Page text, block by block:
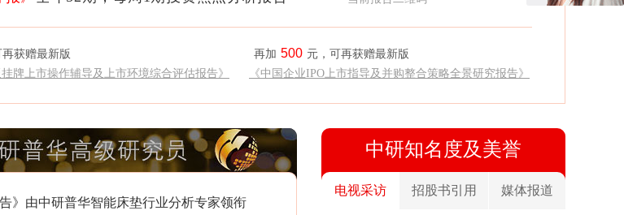
获赠最新版
挂牌上市操作辅导及上市环境综合评估报告》
再加 500 元，可再获赠最新版
《中国企业IPO上市指导及并购整合策略全景研究报告》
》由中研普华智能床垫行业分析专家领衔
中研知名度及美誉
电视采访 招股书引用 媒体报道